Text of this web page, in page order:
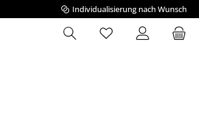
Individualisierung nach Wunsch
Du hast 0